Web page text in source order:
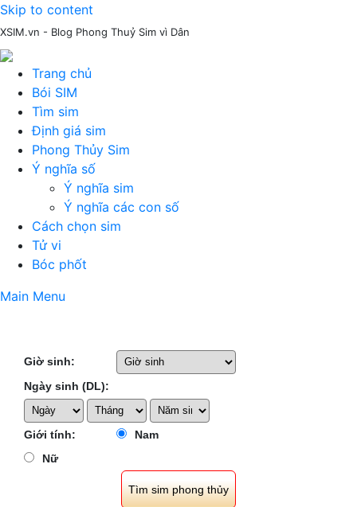
Skip to content
XSIM.vn - Blog Phong Thuỷ Sim vì Dân
Trang chủ
Bói SIM
Tìm sim
Định giá sim
Phong Thủy Sim
Ý nghĩa số
Ý nghĩa sim
Ý nghĩa các con số
Cách chọn sim
Tử vi
Bóc phốt
Main Menu
Giờ sinh:
Ngày sinh (DL):
Giới tính:
Nam
Nữ